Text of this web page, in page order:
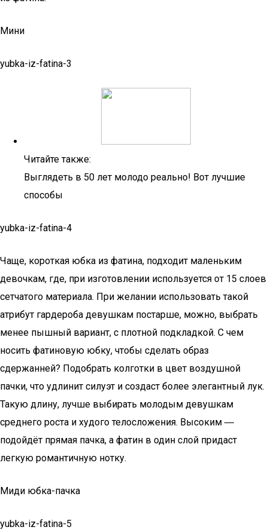
Мини
yubka-iz-fatina-3
Читайте также:
Выглядеть в 50 лет молодо реально! Вот лучшие
способы
yubka-iz-fatina-4
Чаще, короткая юбка из фатина, подходит маленьким
девочкам, где, при изготовлении используется от 15 слоев
сетчатого материала. При желании использовать такой
атрибут гардероба девушкам постарше, можно, выбрать
менее пышный вариант, с плотной подкладкой. C чем
носить фатиновую юбку, чтобы сделать образ
сдержанней? Подобрать колготки в цвет воздушной
пачки, что удлинит силуэт и создаст более элегантный лук.
Такую длину, лучше выбирать молодым девушкам
среднего роста и худого телосложения. Высоким ―
подойдёт прямая пачка, а фатин в один слой придаст
легкую романтичную нотку.
Миди юбка-пачка
yubka-iz-fatina-5